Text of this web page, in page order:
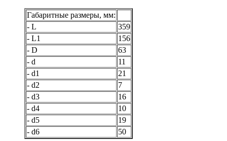
Габаритные размеры, мм:
- L
359
- L1
156
- D
63
- d
11
- d1
21
- d2
7
- d3
16
- d4
10
- d5
19
- d6
50